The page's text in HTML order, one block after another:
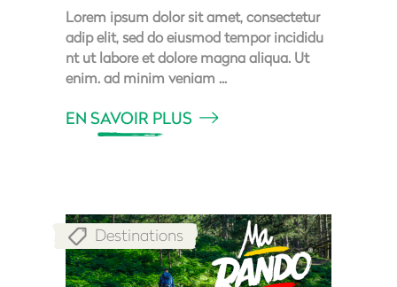
Lorem ipsum dolor sit amet, consectetur
adip elit, sed do eiusmod tempor incididu
nt ut labore et dolore magna aliqua. Ut
enim. ad minim veniam
EN SAVOIR PLUS
Destinations